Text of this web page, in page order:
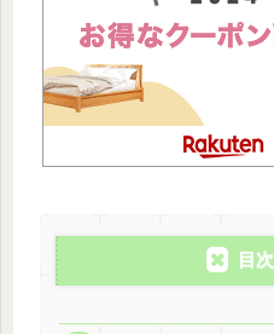
目次